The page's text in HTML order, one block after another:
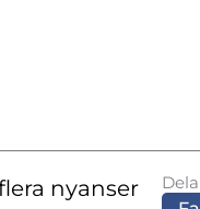
nyanser